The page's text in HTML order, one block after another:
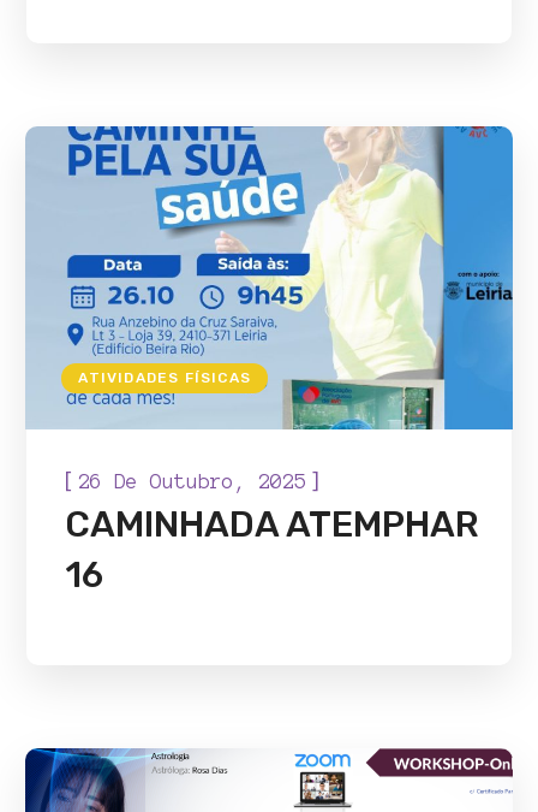
ATIVIDADES FÍSICAS
[ 26 De Outubro, 2025 ]
CAMINHADA ATEMPHAR
16